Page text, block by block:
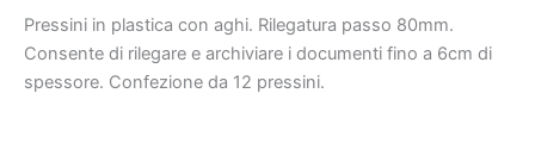
Pressini in plastica con aghi. Rilegatura passo 80mm.
Consente di rilegare e archiviare i documenti fino a 6cm di
spessore. Confezione da 12 pressini.